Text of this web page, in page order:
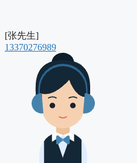
[张先生]
13370276989